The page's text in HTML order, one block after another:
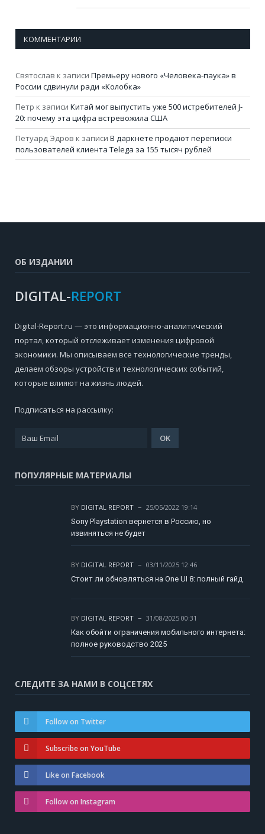
КОММЕНТАРИИ
Святослав к записи Премьеру нового «Человека-паука» в
России сдвинули ради «Колобка»
Петр к записи Китай мог выпустить уже 500 истребителей J-
20: почему эта цифра встревожила США
Петуард Эдров к записи В даркнете продают переписки
пользователей клиента Telega за 155 тысяч рублей
ОБ ИЗДАНИИ
DIGITAL-REPORT
Digital-Report.ru — это информационно-аналитический
портал, который отслеживает изменения цифровой
экономики. Мы описываем все технологические тренды,
делаем обзоры устройств и технологических событий,
которые влияют на жизнь людей.
Подписаться на рассылку:
ПОПУЛЯРНЫЕ МАТЕРИАЛЫ
BY DIGITAL REPORT
25/05/2022 19:14
Sony Playstation вернется в Россию, но
извиняться не будет
BY DIGITAL REPORT
03/11/2025 12:46
Стоит ли обновляться на One UI 8: полный гайд
BY DIGITAL REPORT
31/08/2025 00:31
Как обойти ограничения мобильного интернета:
полное руководство 2025
СЛЕДИТЕ ЗА НАМИ В СОЦСЕТЯХ
Follow on Twitter
Subscribe on YouTube
Like on Facebook
Follow on Instagram